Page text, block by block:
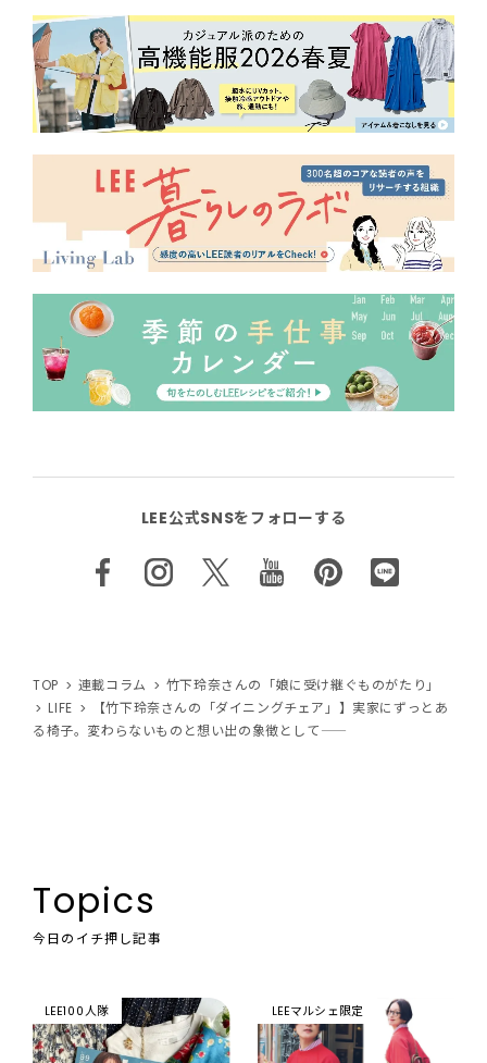
LEE公式SNSをフォローする
TOP 連載コラム
竹下玲奈さんの「娘に受け継ぐものがたり」
LIFE
【竹下玲奈さんの「ダイニングチェア」】実家にずっとあ
る椅子。変わらないものと想い出の象徴として――
Topics
今日のイチ押し記事
LEE100人隊 LEEマルシェ限定